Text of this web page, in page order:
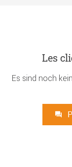
Les
Es sind noch